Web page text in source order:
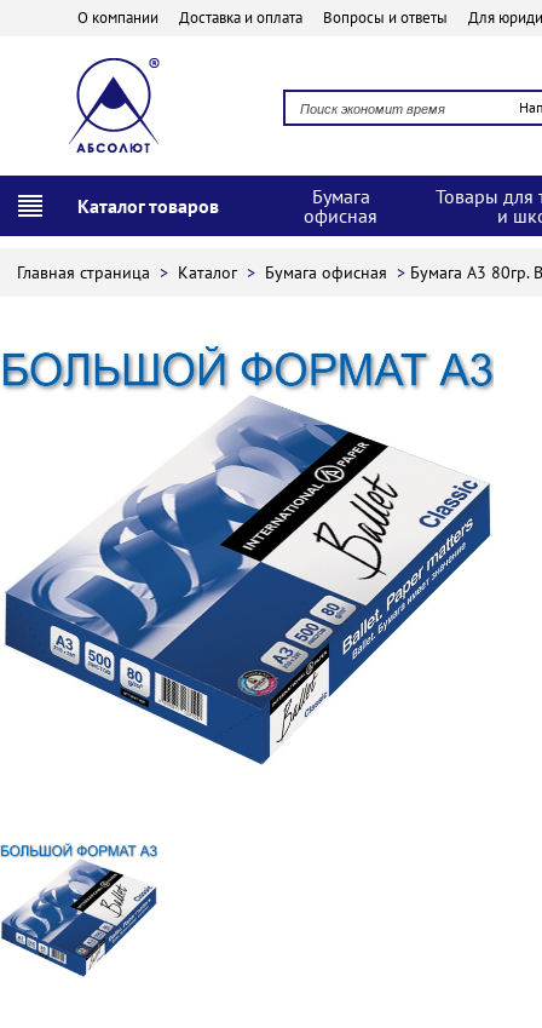
О компании Доставка и оплата Вопросы и ответы Для
Каталог товаров
Бумага
офисная
Товары для
и
Главная страница > Каталог > Бумага офисная > Бумага А3 80гр.